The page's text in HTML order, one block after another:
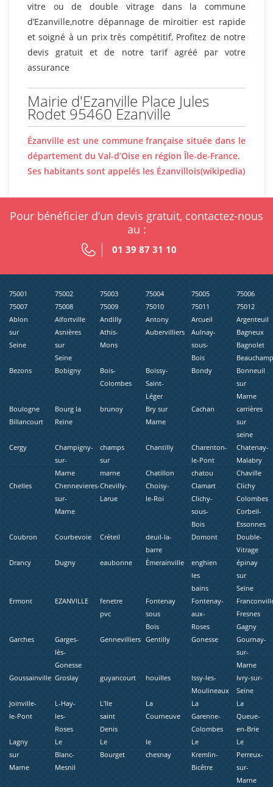
vitre ou de double vitrage dans la commune
d’Ezanville,notre dépannage de miroitier est rapide
et soigné à un prix très compétitif, Profitez de notre
devis gratuit et de notre tarif agréé par votre
assurance
Mairie d'Ezanville Place Jules
Rodet 95460 Ezanville
Ézanville est une commune française située dans le
département du Val-d’Oise en région Île-de-France.
Ses habitants sont appelés les Ézanvillois(wikipedia)
Pour bénéficier d’un devis gratuit, contactez-nous
au :
01 39 87 31 10
75001 75002 75003 75004 75005
75006
75007
75008 75009 75010 75011
75012
Ablon
sur
Seine
Alfortville Andilly Antony Arcueil
Argenteuil
Asnières
sur
Seine
Athis-
Mons
Aubervilliers
Aulnay-
sous-
Bois
Bagneux
Bagnolet
Bezons
Bobigny
Bois-
Colombes
Boissy-
Saint-
Léger
Bondy
Bonneuil
sur
Marne
Boulogne
Billancourt
Bourg la
Reine
brunoy
Bry sur
Marne
Cachan
carrières
sur
seine
Cergy
Champigny-
sur-
Marne
champs
sur
marne
Chantilly
Charenton-
le-Pont
Chatenay-
Malabry
Chatillon
chatou
Chaville
Chelles
Chennevieres-
sur-
Marne
Chevilly-
Larue
Choisy-
le-Roi
Clamart
Clichy
Clichy-
sous-
Bois
Colombes
Corbeil-
Essonnes
Coubron
Courbevoie Créteil
deuil-la-
barre
Domont
Double-
Vitrage
Drancy
Dugny eaubonne Émerainville
enghien
les
bains
épinay
sur
Seine
Ermont
EZANVILLE
fenetre
pvc
Fontenay
sous
Bois
Fontenay-
aux-
Roses
Fresnes
Gagny
Garches
Garges-
lès-
Gonesse
Gennevilliers Gentilly Gonesse
Gournay-
sur-
Marne
Goussainville Groslay guyancourt houilles
Issy-les-
Moulineaux
Ivry-sur-
Seine
Joinville-
le-Pont
L-Hay-
les-
Roses
L’Ile
saint
Denis
La
Courneuve
La
Garenne-
Colombes
La
Queue-
en-Brie
Lagny
sur
Marne
Le
Blanc-
Mesnil
Le
Bourget
le
chesnay
Le
Kremlin-
Bicêtre
Le
Perreux-
sur-
Marne